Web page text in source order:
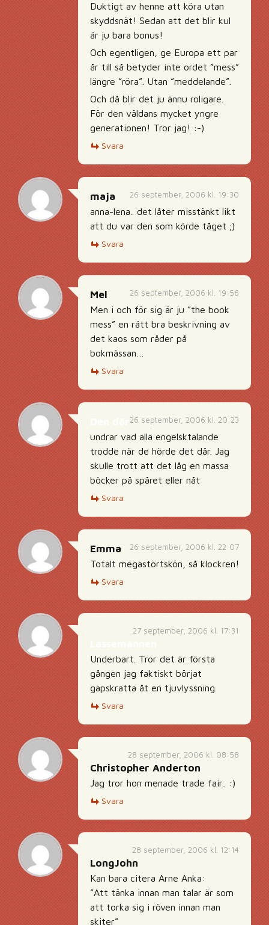
Duktigt av henne att köra utan
skyddsnät! Sedan att det blir kul
är ju bara bonus!
Och egentligen, ge Europa ett par
år till så betyder inte ordet ”mess”
längre ”röra”. Utan ”meddelande”.
Och då blir det ju ännu roligare.
För den väldans mycket yngre
generationen! Tror jag! :-)
Svara
26 september, 2006 kl. 19:30
maja
anna-lena.. det låter misstänkt likt
att du var den som körde tåget ;)
Svara
26 september, 2006 kl. 19:56
Mel
Men i och för sig är ju ”the book
mess” en rätt bra beskrivning av
det kaos som råder på
bokmässan…
Svara
26 september, 2006 kl. 20:23
undrar vad alla engelsktalande
trodde när de hörde det där. Jag
skulle trott att det låg en massa
böcker på spåret eller nåt
Svara
26 september, 2006 kl. 22:07
Emma
Totalt megastörtskön, så klockren!
Svara
27 september, 2006 kl. 17:31
Underbart. Tror det är första
gången jag faktiskt börjat
gapskratta åt en tjuvlyssning.
Svara
28 september, 2006 kl. 08:58
Christopher Anderton
Jag tror hon menade trade fair.. :)
Svara
28 september, 2006 kl. 12:14
LongJohn
Kan bara citera Arne Anka:
”Att tänka innan man talar är som
att torka sig i röven innan man
skiter”